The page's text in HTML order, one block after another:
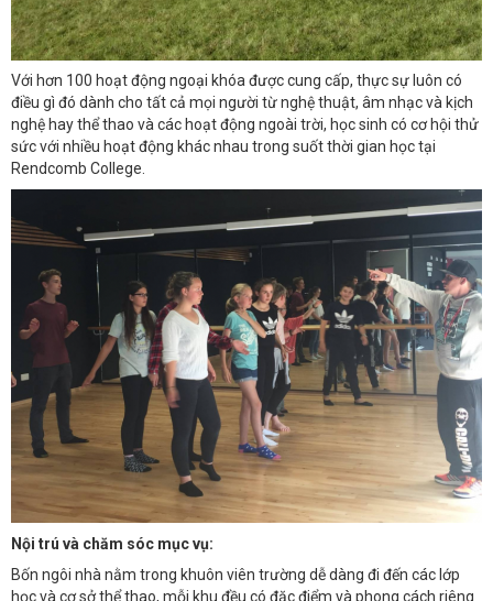
Với hơn 100 hoạt động ngoại khóa được cung cấp, thực sự luôn có
điều gì đó dành cho tất cả mọi người từ nghệ thuật, âm nhạc và kịch
nghệ hay thể thao và các hoạt động ngoài trời, học sinh có cơ hội thử
sức với nhiều hoạt động khác nhau trong suốt thời gian học tại
Rendcomb College.
Nội trú và chăm sóc mục vụ:
Bốn ngôi nhà nằm trong khuôn viên trường dễ dàng đi đến các lớp
học và cơ sở thể thao, mỗi khu đều có đặc điểm và phong cách riêng